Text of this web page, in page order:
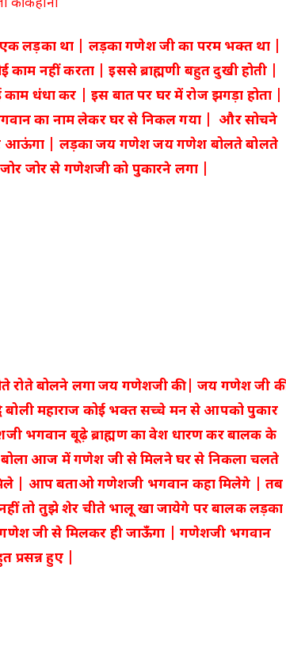
की कहानी
एक लड़का था | लड़का गणेश जी का परम भक्त था |
नहीं करता | इससे ब्राह्मणी बहुत दुखी होती |
धंधा कर | इस बात पर घर में रोज झगड़ा होता |
का नाम लेकर घर से निकल गया | और सोचने
आऊंगा | लड़का जय गणेश जय गणेश बोलते बोलते
जोर से गणेशजी को पुकारने लगा |
रोते बोलने लगा जय गणेशजी की | जय गणेश जी की
बोली महाराज कोई भक्त सच्चे मन से आपको पुकार
भगवान बूढ़े ब्राह्मण का वेश धारण कर बालक के
आज में गणेश जी से मिलने घर से निकला चलते
| आप बताओ गणेशजी भगवान कहा मिलेगे | तब
तो तुझे शेर चीते भालू खा जायेगे पर बालक लड़का
जी से मिलकर ही जाऊँगा | गणेशजी भगवान
हुए |